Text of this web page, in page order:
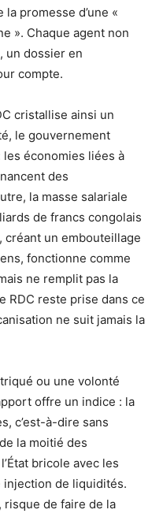
promesse d’une «
». Chaque agent non
un dossier en
compte.
cristallise ainsi un
le gouvernement
économies liées à
des
la masse salariale
de francs congolais
créant un embouteillage
fonctionne comme
ne remplit pas la
RDC reste prise dans ce
ne suit jamais la
ou une volonté
offre un indice : la
c’est-à-dire sans
la moitié des
bricole avec les
injection de liquidités.
risque de faire de la